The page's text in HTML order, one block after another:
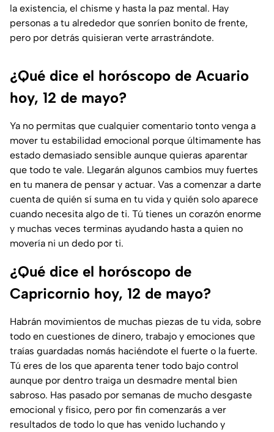
la existencia, el chisme y hasta la paz mental. Hay
personas a tu alrededor que sonríen bonito de frente,
pero por detrás quisieran verte arrastrándote.
¿Qué dice el horóscopo de Acuario
hoy, 12 de mayo?
Ya no permitas que cualquier comentario tonto venga a
mover tu estabilidad emocional porque últimamente has
estado demasiado sensible aunque quieras aparentar
que todo te vale. Llegarán algunos cambios muy fuertes
en tu manera de pensar y actuar. Vas a comenzar a darte
cuenta de quién sí suma en tu vida y quién solo aparece
cuando necesita algo de ti. Tú tienes un corazón enorme
y muchas veces terminas ayudando hasta a quien no
movería ni un dedo por ti.
¿Qué dice el horóscopo de
Capricornio hoy, 12 de mayo?
Habrán movimientos de muchas piezas de tu vida, sobre
todo en cuestiones de dinero, trabajo y emociones que
traías guardadas nomás haciéndote el fuerte o la fuerte.
Tú eres de los que aparenta tener todo bajo control
aunque por dentro traiga un desmadre mental bien
sabroso. Has pasado por semanas de mucho desgaste
emocional y físico, pero por fin comenzarás a ver
resultados de todo lo que has venido luchando y